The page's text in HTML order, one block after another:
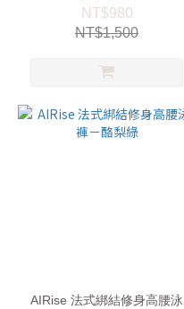
NT$980
NT$1,500
AIRise 法式綁結修身高腰泳